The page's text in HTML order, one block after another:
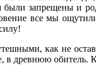
запрещены и
все мы
как не
в древнюю